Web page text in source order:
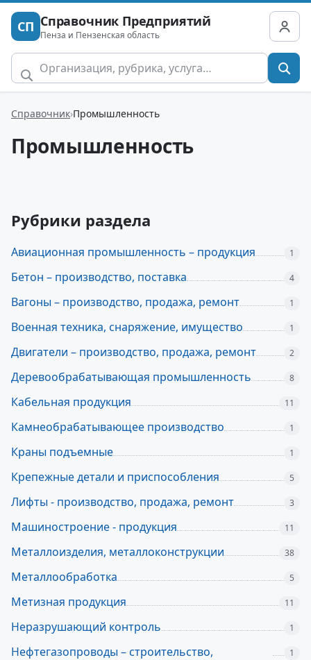
СП Справочник Предприятий
Пенза и Пензенская область
Справочник Промышленность
Промышленность
Рубрики раздела
Авиационная промышленность – продукция 1
Бетон – производство, поставка 4
Вагоны – производство, продажа, ремонт 1
Военная техника, снаряжение, имущество 1
Двигатели – производство, продажа, ремонт 2
Деревообрабатывающая промышленность 8
Кабельная продукция 11
Камнеобрабатывающее производство 1
Краны подъемные 1
Крепежные детали и приспособления 5
Лифты - производство, продажа, ремонт 3
Машиностроение - продукция 11
Металлоизделия, металлоконструкции 38
Металлообработка 5
Метизная продукция 11
Неразрушающий контроль 1
Нефтегазопроводы – строительство,
1